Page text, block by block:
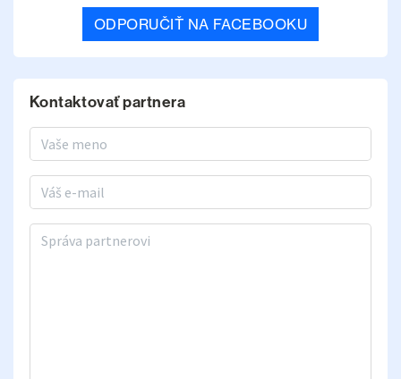
ODPORUČIŤ NA FACEBOOKU
Kontaktovať partnera
Meno a priezvisko
E-mail
Správa partnerovi